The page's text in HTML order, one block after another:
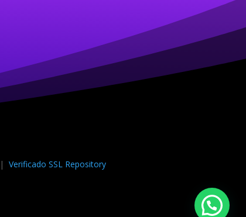
|Verificado SSL Repository